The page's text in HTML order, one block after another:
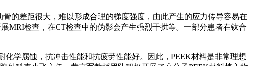
的差距很大，难以形成合理的梯度强度，由此产生的应力传导容易在
MRI检查，在CT检查中的伪影会产生强烈干扰等。一部分患者在钛合
学腐蚀，抗冲击性能和抗疲劳性能好。因此，PEEK材料是非常理想